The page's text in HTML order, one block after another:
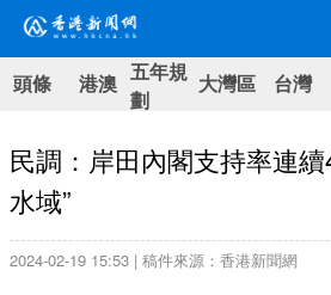
頭條 港澳 五年規
劃
大灣區 台灣
民調：岸田內閣支持率連
水域”
2024-02-19 15:53 | 稿件來源：香港新聞網